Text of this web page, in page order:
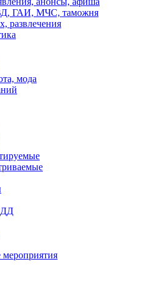
ГАИ, МЧС, таможня
развлечения
мода